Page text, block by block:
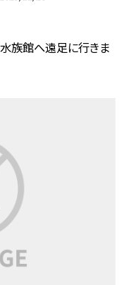
族館へ遠足に行きま